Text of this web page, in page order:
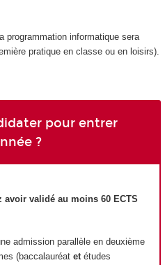
programmation informatique sera
pratique en classe ou en loisirs).
pour entrer
?
validé au moins 60 ECTS
admission parallèle en deuxième
(baccalauréat etétudes